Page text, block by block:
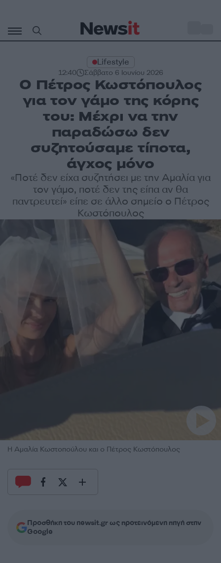
περιεχόμενο
Lifestyle
12:40 Σάββατο 6 Ιουνίου 2026
Ο Πέτρος Κωστόπουλος
για τον γάμο της κόρης
του: Μέχρι να την
παραδώσω δεν
συζητούσαμε τίποτα,
άγχος μόνο
«Ποτέ δεν είχα συζητήσει με την Αμαλία για
τον γάμο, ποτέ δεν της είπα αν θα
παντρευτεί» είπε σε άλλο σημείο ο Πέτρος
Κωστόπουλος
Η Αμαλία Κωστοπούλου και ο Πέτρος Κωστόπουλος
Προσθήκη του newsit.gr ως προτεινόμενη πηγή στην
Google